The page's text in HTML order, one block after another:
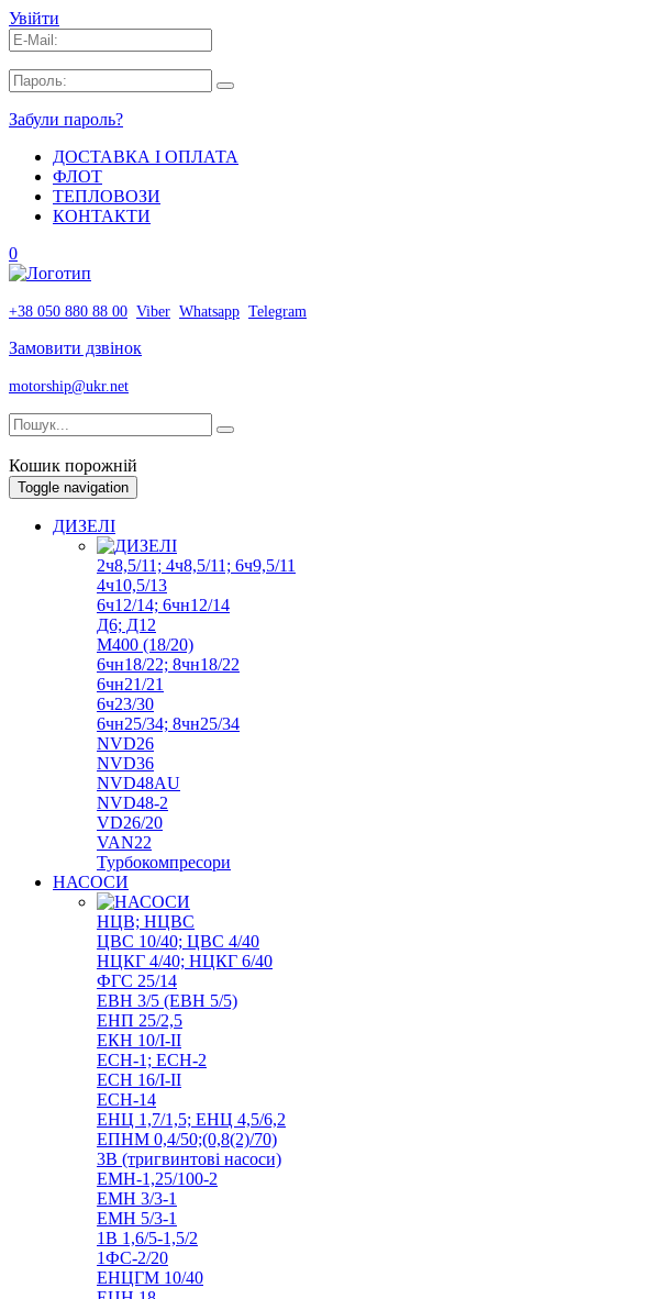
Увійти
Забули пароль?
ДОСТАВКА І ОПЛАТА
ФЛОТ
ТЕПЛОВОЗИ
КОНТАКТИ
0
+38 050 880 88 00 Viber Whatsapp Telegram
Замовити дзвінок
motorship@ukr.net
Кошик порожній
Toggle navigation
ДИЗЕЛІ
2ч8,5/11; 4ч8,5/11; 6ч9,5/11
4ч10,5/13
6ч12/14; 6чн12/14
Д6; Д12
М400 (18/20)
6чн18/22; 8чн18/22
6чн21/21
6ч23/30
6чн25/34; 8чн25/34
NVD26
NVD36
NVD48AU
NVD48-2
VD26/20
VAN22
Турбокомпресори
НАСОСИ
НЦВ; НЦВС
ЦВС 10/40; ЦВС 4/40
НЦКГ 4/40; НЦКГ 6/40
ФГС 25/14
ЕВН 3/5 (ЕВН 5/5)
ЕНП 25/2,5
ЕКН 10/I-II
ЕСН-1; ЕСН-2
ЕСН 16/I-II
ЕСН-14
ЕНЦ 1,7/1,5; ЕНЦ 4,5/6,2
ЕПНМ 0,4/50;(0,8(2)/70)
3В (тригвинтові насоси)
ЕМН-1,25/100-2
ЕМН 3/3-1
ЕМН 5/3-1
1В 1,6/5-1,5/2
1ФС-2/20
ЕНЦГМ 10/40